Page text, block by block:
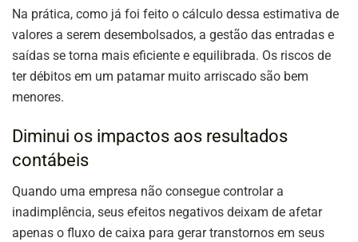
Na prática, como já foi feito o cálculo dessa estimativa de
valores a serem desembolsados, a gestão das entradas e
saídas se torna mais eficiente e equilibrada. Os riscos de
ter débitos em um patamar muito arriscado são bem
menores.
Diminui os impactos aos resultados
contábeis
Quando uma empresa não consegue controlar a
inadimplência, seus efeitos negativos deixam de afetar
apenas o fluxo de caixa para gerar transtornos em seus